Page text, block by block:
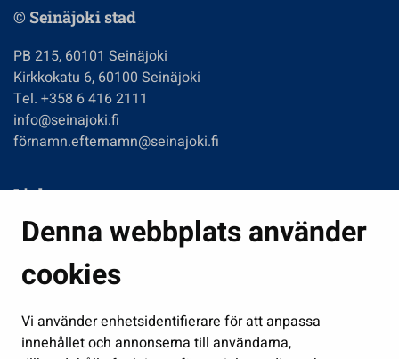
Denna webbplats använder
cookies
Vi använder enhetsidentifierare för att anpassa
innehållet och annonserna till användarna,
© Seinäjoki stad
PB 215, 60101 Seinäjoki
Kirkkokatu 6, 60100 Seinäjoki
Tel. +358 6 416 2111
info@seinajoki.fi
förnamn.efternamn@seinajoki.fi
Links
Boende och miljö
Fostran och utbildning
Förvaltning